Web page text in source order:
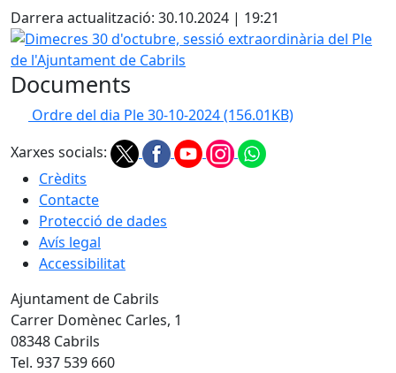
Darrera actualització: 30.10.2024 | 19:21
Dimecres 30 d'octubre, sessió extraordinària del Ple de
Documents
Ordre del dia Ple 30-10-2024(156.01KB)
Xarxes socials:
Crèdits
Contacte
Protecció de dades
Avís legal
Accessibilitat
Ajuntament de Cabrils
Carrer Domènec Carles, 1
08348 Cabrils
Tel. 937 539 660